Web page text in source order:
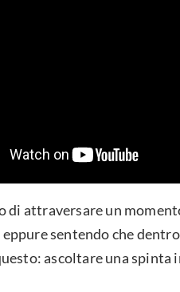
di attraversare un
eppure sentendo che
ascoltare una spinta